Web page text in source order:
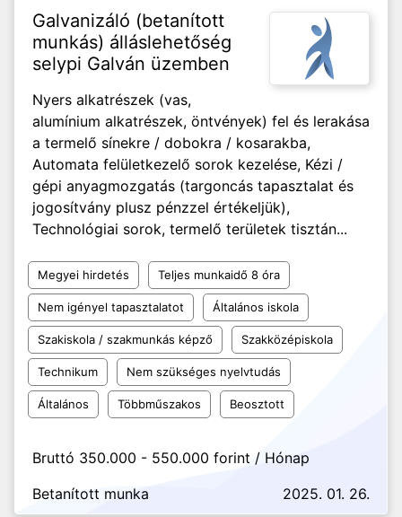
Galvanizáló (betanított
munkás) álláslehetőség
selypi Galván üzemben
Nyers alkatrészek (vas,
alumínium alkatrészek, öntvények) fel és lerakása
a termelő sínekre / dobokra / kosarakba,
Automata felületkezelő sorok kezelése, Kézi /
gépi anyagmozgatás (targoncás tapasztalat és
jogosítvány plusz pénzzel értékeljük),
Technológiai sorok, termelő területek tisztán...
Megyei hirdetés Teljes munkaidő 8 óra
Nem igényel tapasztalatot Általános iskola
Szakiskola / szakmunkás képző Szakközépiskola
Technikum Nem szükséges nyelvtudás
Általános Többműszakos Beosztott
Bruttó 350.000 - 550.000 forint / Hónap
Betanított munka
2025. 01. 26.